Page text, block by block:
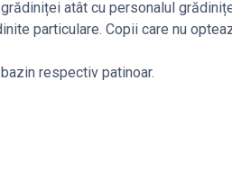
atât cu personalul
particulare. Copii care nu
respectiv patinoar.